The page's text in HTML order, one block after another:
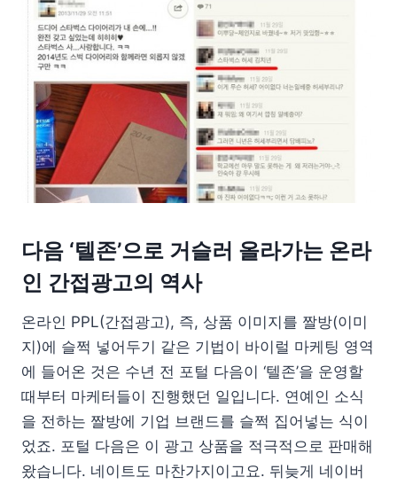
다음 ‘텔존’으로 거슬러 올라가는 온라
인 간접광고의 역사
온라인 PPL(간접광고), 즉, 상품 이미지를 짤방(이미
지)에 슬쩍 넣어두기 같은 기법이 바이럴 마케팅 영역
에 들어온 것은 수년 전 포털 다음이 ‘텔존’을 운영할
때부터 마케터들이 진행했던 일입니다. 연예인 소식
을 전하는 짤방에 기업 브랜드를 슬쩍 집어넣는 식이
었죠. 포털 다음은 이 광고 상품을 적극적으로 판매해
왔습니다. 네이트도 마찬가지이고요. 뒤늦게 네이버